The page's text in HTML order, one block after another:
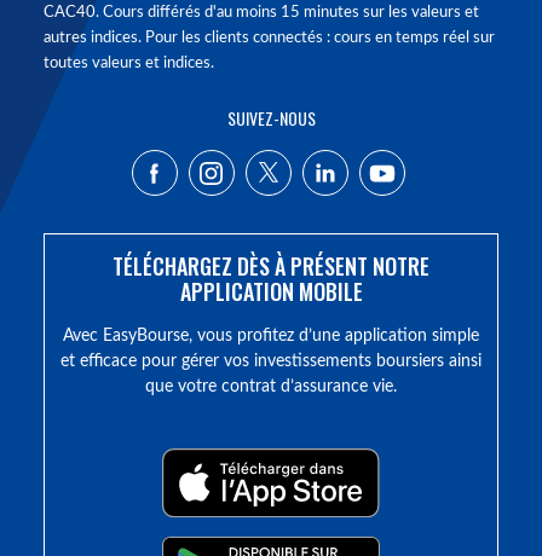
CAC40. Cours différés d'au moins 15 minutes sur les valeurs et
autres indices. Pour les clients connectés : cours en temps réel sur
toutes valeurs et indices.
SUIVEZ-NOUS
TÉLÉCHARGEZ DÈS À PRÉSENT NOTRE
APPLICATION MOBILE
Avec EasyBourse, vous profitez d’une application simple
et efficace pour gérer vos investissements boursiers ainsi
que votre contrat d’assurance vie.